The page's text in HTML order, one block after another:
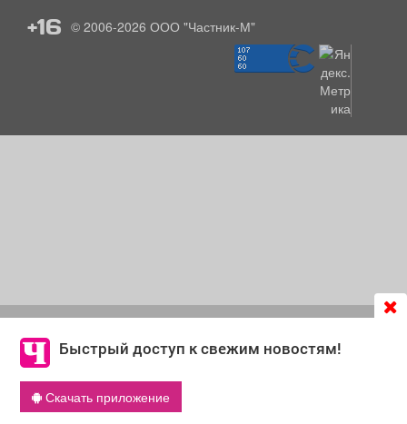
Быстрый доступ к свежим новостям!
Скачать приложение
согласие на обработку файлов cookie, которые
обеспечивают корректную работу сайта и сбора
информации для улучшения качества сервисов.
Что такое cookie
+16 © 2006-2026 ООО "Частник-М"